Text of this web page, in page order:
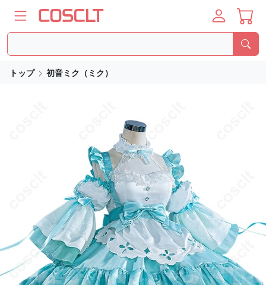
トップ 初音ミク（ミク）